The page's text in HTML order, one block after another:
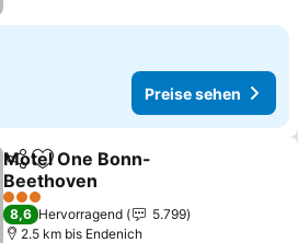
Preise sehen
TeilenZu Favoriten hinzufügen
Motel One Bonn-
Beethoven
3 Sterne
8,6 Hervorragend
5.799
2.5 km bis Endenich